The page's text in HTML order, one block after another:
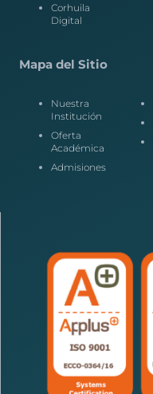
Corhuila
Digital
Mapa del Sitio
Nuestra
Institución
Oferta
Académica
Admisiones